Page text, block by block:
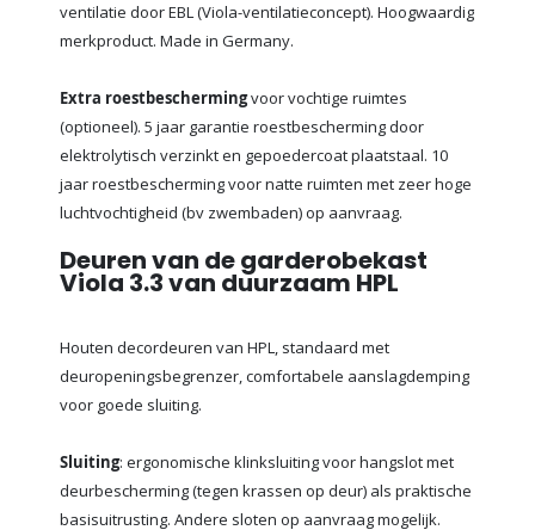
ventilatie door EBL (Viola-ventilatieconcept). Hoogwaardig
merkproduct. Made in Germany.
Extra roestbeschermingvoor vochtige ruimtes
(optioneel). 5 jaar garantie roestbescherming door
elektrolytisch verzinkt en gepoedercoat plaatstaal. 10
jaar roestbescherming voor natte ruimten met zeer hoge
luchtvochtigheid (bv zwembaden) op aanvraag.
Deuren van de garderobekast
Viola 3.3 van duurzaam HPL
Houten decordeuren van HPL, standaard met
deuropeningsbegrenzer, comfortabele aanslagdemping
voor goede sluiting.
Sluiting: ergonomische klinksluiting voor hangslot met
deurbescherming (tegen krassen op deur) als praktische
basisuitrusting. Andere sloten op aanvraag mogelijk.